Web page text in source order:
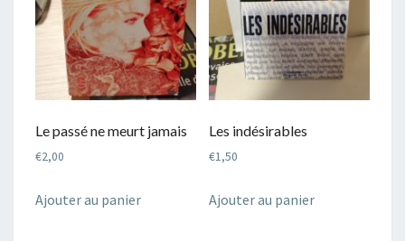
Le passé ne meurt jamais
€2,00
Ajouter au panier
Les indésirables
€1,50
Ajouter au panier